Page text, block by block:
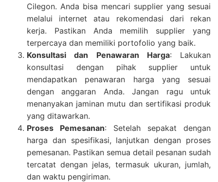
Cilegon. Anda bisa mencari supplier yang sesuai
melalui internet atau rekomendasi dari rekan
kerja. Pastikan Anda memilih supplier yang
terpercaya dan memiliki portofolio yang baik.
Konsultasi dan Penawaran Harga: Lakukan
konsultasi dengan pihak supplier untuk
mendapatkan penawaran harga yang sesuai
dengan anggaran Anda. Jangan ragu untuk
menanyakan jaminan mutu dan sertifikasi produk
yang ditawarkan.
Proses Pemesanan: Setelah sepakat dengan
harga dan spesifikasi, lanjutkan dengan proses
pemesanan. Pastikan semua detail pesanan sudah
tercatat dengan jelas, termasuk ukuran, jumlah,
dan waktu pengiriman.